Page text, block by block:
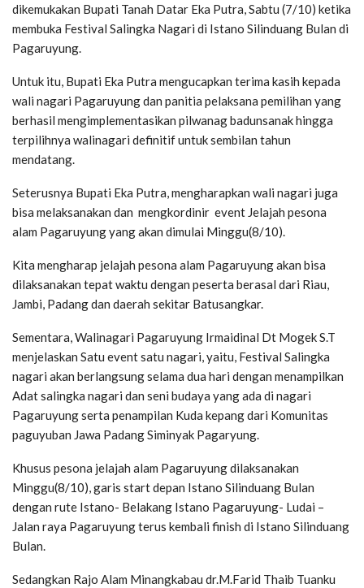
dikemukakan Bupati Tanah Datar Eka Putra, Sabtu (7/10) ketika
membuka Festival Salingka Nagari di Istano Silinduang Bulan di
Pagaruyung.
Untuk itu, Bupati Eka Putra mengucapkan terima kasih kepada
wali nagari Pagaruyung dan panitia pelaksana pemilihan yang
berhasil mengimplementasikan pilwanag badunsanak hingga
terpilihnya walinagari definitif untuk sembilan tahun
mendatang.
Seterusnya Bupati Eka Putra, mengharapkan wali nagari juga
bisa melaksanakan dan mengkordinir event Jelajah pesona
alam Pagaruyung yang akan dimulai Minggu(8/10).
Kita mengharap jelajah pesona alam Pagaruyung akan bisa
dilaksanakan tepat waktu dengan peserta berasal dari Riau,
Jambi, Padang dan daerah sekitar Batusangkar.
Sementara, Walinagari Pagaruyung Irmaidinal Dt Mogek S.T
menjelaskan Satu event satu nagari, yaitu, Festival Salingka
nagari akan berlangsung selama dua hari dengan menampilkan
Adat salingka nagari dan seni budaya yang ada di nagari
Pagaruyung serta penampilan Kuda kepang dari Komunitas
paguyuban Jawa Padang Siminyak Pagaryung.
Khusus pesona jelajah alam Pagaruyung dilaksanakan
Minggu(8/10), garis start depan Istano Silinduang Bulan
dengan rute Istano- Belakang Istano Pagaruyung- Ludai –
Jalan raya Pagaruyung terus kembali finish di Istano Silinduang
Bulan.
Sedangkan Rajo Alam Minangkabau dr.M.Farid Thaib Tuanku